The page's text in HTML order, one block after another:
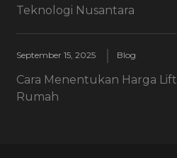
Teknologi Nusantara
Cara Menentukan Harga Lift
Rumah
September 15, 2025 Blog